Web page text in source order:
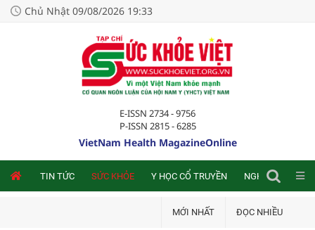
Chủ Nhật 09/08/2026 19:33
E-ISSN 2734 - 9756
P-ISSN 2815 - 6285
VietNam Health MagazineOnline
TIN TỨC SỨC KHỎE Y HỌC CỔ TRUYỀN NGHIÊN CỨU
MỚI NHẤT ĐỌC NHIỀU